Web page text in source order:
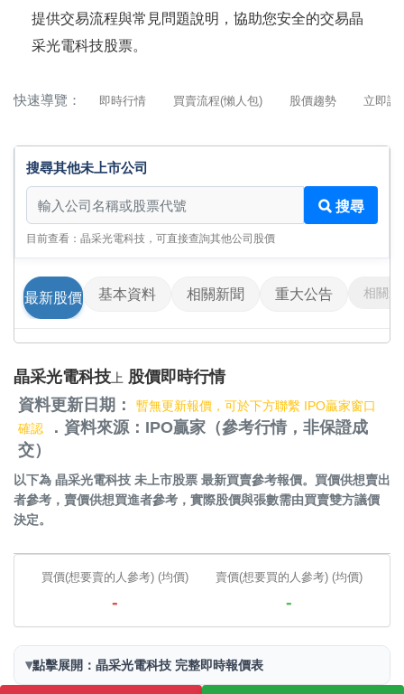
提供交易流程與常見問題說明，協助您安全的交易晶
采光電科技股票。
快速導覽： 即時行情 買賣流程(懶人包) 股價趨勢 立即詢
搜尋其他未上市公司
搜尋其他未上市公司
搜尋
目前查看：晶采光電科技，可直接查詢其他公司股價
最新股價 基本資料 相關新聞 重大公告 相關影
晶采光電科技 上 股價即時行情
資料更新日期：
暫無更新報價，可於下方聯繫 IPO贏家窗口
確認
．資料來源：IPO贏家（參考行情，非保證成
交）
以下為 晶采光電科技 未上市股票 最新買賣參考報價。買價供想賣出
者參考，賣價供想買進者參考，實際股價與張數需由買賣雙方議價
決定。
買價(想要賣的人參考) (均價)
-
賣價(想要買的人參考) (均價)
-
▾點擊展開：晶采光電科技 完整即時報價表